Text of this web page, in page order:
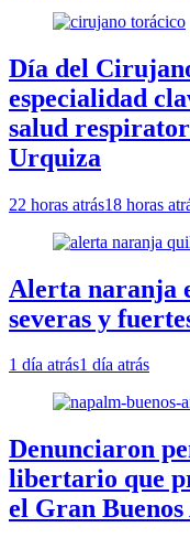
Día del
especialidad
salud
Urquiza
22 horas atrás18 horas
Alerta naranja
severas y
1 día atrás1 día atrás
Denunciaron
libertario que
el Gran